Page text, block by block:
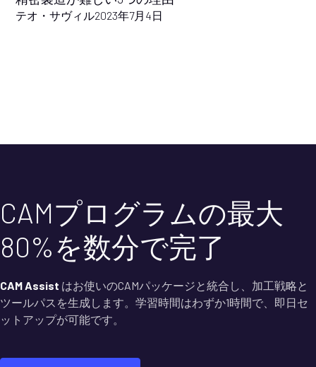
テオ・サヴィル2023年7月4日
CAMプログラムの最大
80%を数分で完了
CAM Assist はお使いのCAMパッケージと統合し、加工戦略と
ツールパスを生成します。学習時間はわずか1時間で、即日セ
ットアップが可能です。